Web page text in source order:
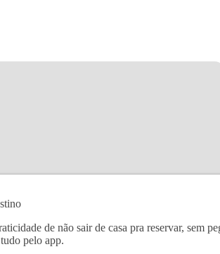
de não sair de casa pra reservar, sem
pelo app.